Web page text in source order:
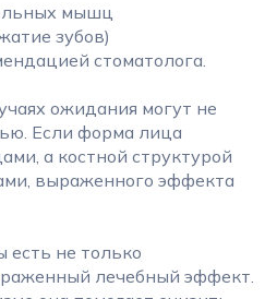
мышц
зубов)
стоматолога.
ожидания могут не
Если форма лица
а костной структурой
выраженного эффекта
есть не только
лечебный эффект.